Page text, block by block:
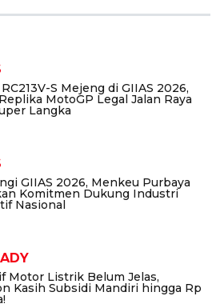
S Mejeng di GIIAS 2026,
MotoGP Legal Jalan Raya
Langka
GIIAS 2026, Menkeu Purbaya
Komitmen Dukung Industri
Nasional
Motor Listrik Belum Jelas,
Kasih Subsidi Mandiri hingga Rp